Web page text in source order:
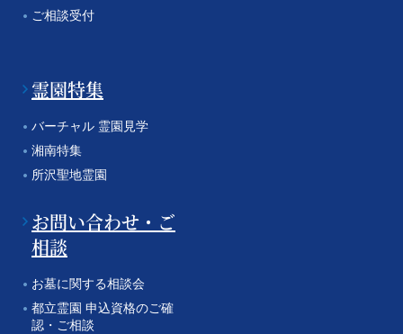
ご相談受付
霊園特集
バーチャル 霊園見学
湘南特集
所沢聖地霊園
お問い合わせ・ご
相談
お墓に関する相談会
都立霊園 申込資格のご確
認・ご相談